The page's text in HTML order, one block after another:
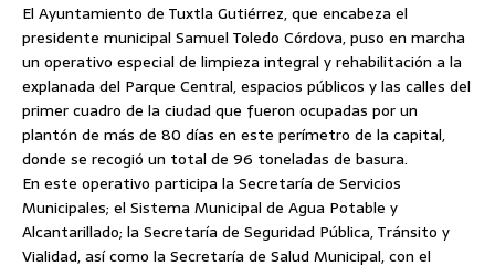
El Ayuntamiento de Tuxtla Gutiérrez, que encabeza el
presidente municipal Samuel Toledo Córdova, puso en marcha
un operativo especial de limpieza integral y rehabilitación a la
explanada del Parque Central, espacios públicos y las calles del
primer cuadro de la ciudad que fueron ocupadas por un
plantón de más de 80 días en este perímetro de la capital,
donde se recogió un total de 96 toneladas de basura.
En este operativo participa la Secretaría de Servicios
Municipales; el Sistema Municipal de Agua Potable y
Alcantarillado; la Secretaría de Seguridad Pública, Tránsito y
Vialidad, así como la Secretaría de Salud Municipal, con el